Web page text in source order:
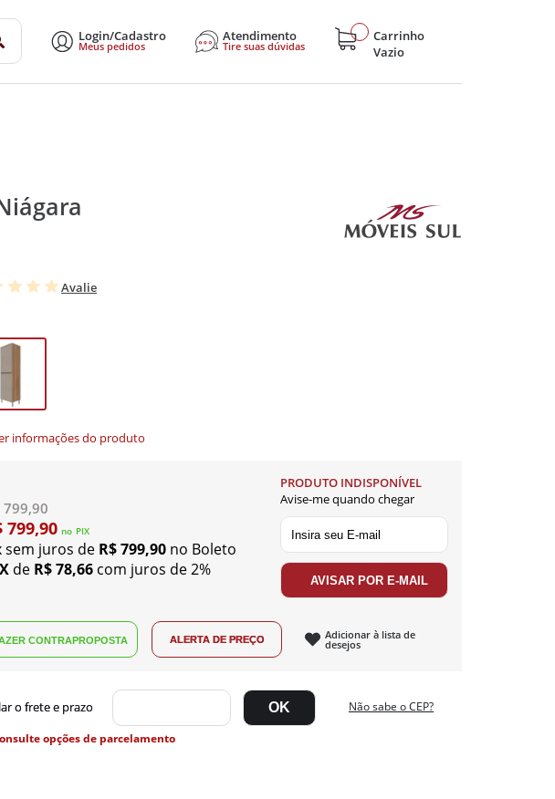
Login/Cadastro
Meus pedidos
Atendimento
Tire suas dúvidas
Carrinho
Vazio
Domésticas Eletrodomésticos Eletroportáteis Hobby e Lazer
Avalie
informações do produto
799,90
799,90 no PIX
sem juros de R$ 799,90 no Boleto
de R$ 78,66 com juros de 2%
PRODUTO INDISPONÍVEL
Avise-me quando chegar
Adicionar à lista de
desejos
Não sabe o CEP?
opções de parcelamento